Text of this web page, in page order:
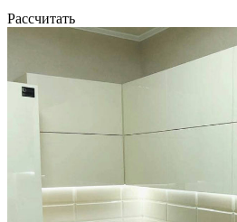
Рассчитать